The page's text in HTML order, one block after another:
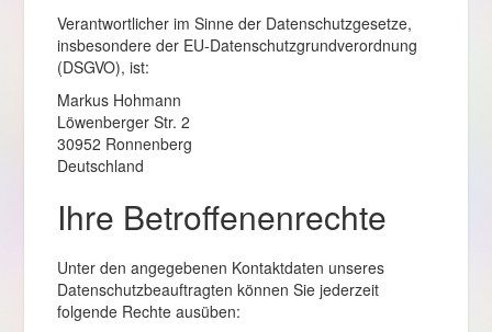
Verantwortlicher im Sinne der Datenschutzgesetze,
insbesondere der EU-Datenschutzgrundverordnung
(DSGVO), ist:
Markus Hohmann
Löwenberger Str. 2
30952 Ronnenberg
Deutschland
Ihre Betroffenenrechte
Unter den angegebenen Kontaktdaten unseres
Datenschutzbeauftragten können Sie jederzeit
folgende Rechte ausüben: